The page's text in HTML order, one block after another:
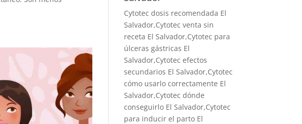
Cytotec dosis recomendada El
Salvador,Cytotec venta sin
receta El Salvador,Cytotec para
úlceras gástricas El
Salvador,Cytotec efectos
secundarios El Salvador,Cytotec
cómo usarlo correctamente El
Salvador,Cytotec dónde
conseguirlo El Salvador,Cytotec
para inducir el parto El